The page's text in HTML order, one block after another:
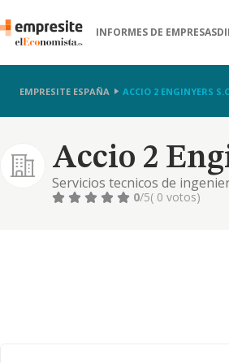
INFORMES DE EMPRESAS
EMPRESITE ESPAÑA ACCIO 2 ENGINYERS
Accio 2
Servicios tecnicos de
0/5( 0 votos)